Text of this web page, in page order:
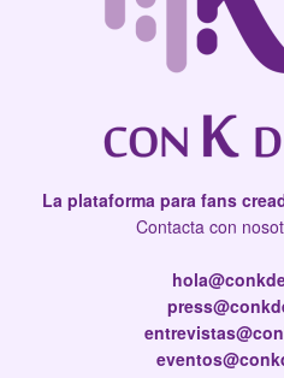
La plataforma para fans
Contacta con